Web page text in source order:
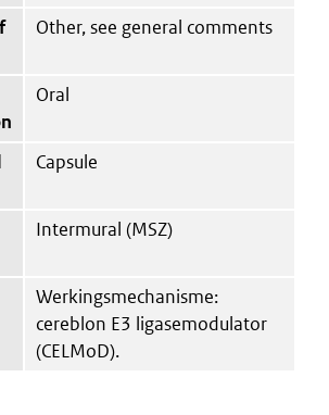
Other, see general comments
Oral
Capsule
Intermural (MSZ)
Werkingsmechanisme:
cereblon E3 ligasemodulator
(CELMoD).